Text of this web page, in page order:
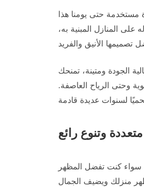
مستخدمة حتى يومنا هذا
على المنازل المبنية به،
الجودة ومتينة، تمنحك
وحتى الرياح العاصفة.
وتنوع رائع
سواء كنت تفضل المظهر
منزلك ويضيف الجمال